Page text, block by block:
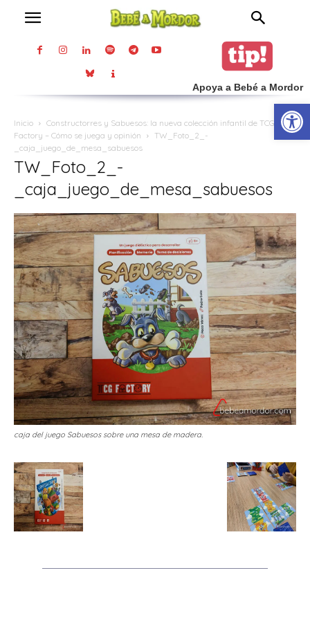
Apoya a Bebé a Mordor
Inicio
Constructorres y Sabuesos: la nueva colección infantil de TCG
Factory – Cómo se juega y opinión
TW_Foto_2_-
_caja_juego_de_mesa_sabuesos
TW_Foto_2_-
_caja_juego_de_mesa_sabuesos
caja del juego Sabuesos sobre una mesa de madera.